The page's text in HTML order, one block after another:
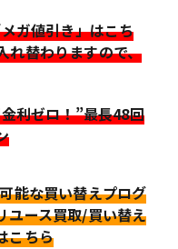
ガ値引き」はこち
れ替わりますので、
利ゼロ！”最長48回
能な買い替えプログ
ユース買取/買い替え
こちら